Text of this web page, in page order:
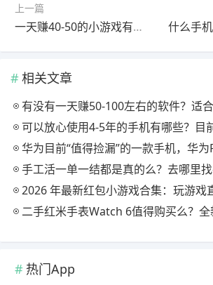
上一篇
一天赚40-50的小游戏有哪些？我找到六个，可以100%提现！
相关文章
有没有一天赚50-100左右的软件？适合普通
可以放心使用4-5年的手机有哪些？目前最值得买的5
华为目前“值得捡漏”的一款手机，华为
手工活一单一结都是真的么？去哪里
2026 年最新红包小游戏合集：玩游戏
二手红米手表Watch 6值得购买么？全
热门App